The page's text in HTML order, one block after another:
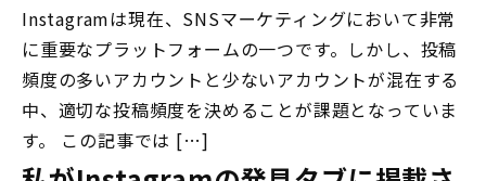
Instagramは現在、SNSマーケティングにおいて非常
に重要なプラットフォームの一つです。しかし、投稿
頻度の多いアカウントと少ないアカウントが混在する
中、適切な投稿頻度を決めることが課題となっていま
す。 この記事では […]